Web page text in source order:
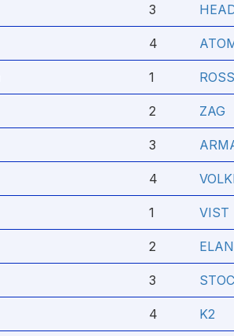
3
4
1
2 ZAG
3
4
1 VIST
2 ELAN
3
4 K2